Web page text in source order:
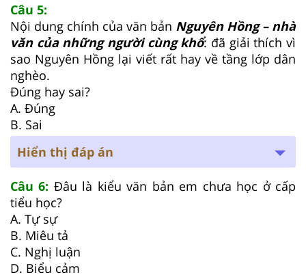
Câu 5:
Nội dung chính của văn bản Nguyên Hồng – nhà
văn của những người cùng khổ: đã giải thích vì
sao Nguyên Hồng lại viết rất hay về tầng lớp dân
nghèo.
Đúng hay sai?
A. Đúng
B. Sai
Hiển thị đáp án
Câu 6: Đâu là kiểu văn bản em chưa học ở cấp
tiểu học?
A. Tự sự
B. Miêu tả
C. Nghị luận
D. Biểu cảm